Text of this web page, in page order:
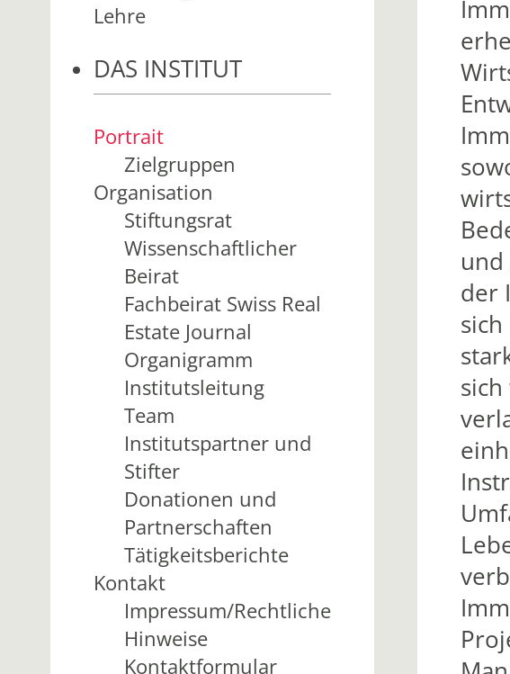
Lehre
DAS INSTITUT
Portrait
Zielgruppen
Organisation
Stiftungsrat
Wissenschaftlicher
Beirat
Fachbeirat Swiss Real
Estate Journal
Organigramm
Institutsleitung
Team
Institutspartner und
Stifter
Donationen und
Partnerschaften
Tätigkeitsberichte
Kontakt
Impressum/Rechtliche
Hinweise
Kontaktformular
der